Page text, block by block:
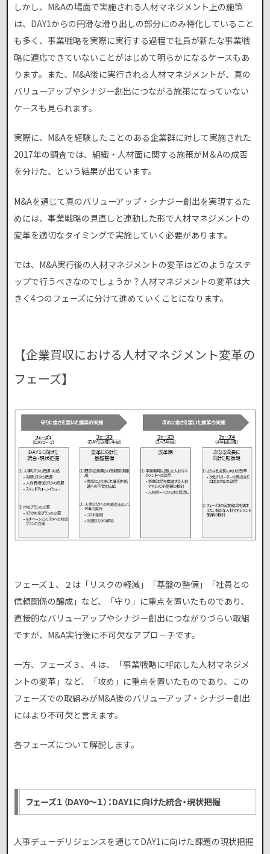
しかし、M&Aの場面で実施される人材マネジメント上の施策
は、DAY1からの円滑な滑り出しの部分にのみ特化していること
も多く、事業戦略を実際に実行する過程で社員が新たな事業戦
略に適応できていないことがはじめて明らかになるケースもあ
ります。また、M&A後に実行される人材マネジメントが、真の
バリューアップやシナジー創出につながる施策になっていない
ケースも見られます。
実際に、M&Aを経験したことのある企業群に対して実施された
2017年の調査では、組織・人材面に関する施策がM＆Aの成否
を分けた、という結果が出ています。
M&Aを通じて真のバリューアップ・シナジー創出を実現するた
めには、事業戦略の見直しと連動した形で人材マネジメントの
変革を適切なタイミングで実施していく必要があります。
では、M&A実行後の人材マネジメントの変革はどのようなステ
ップで行うべきなのでしょうか？人材マネジメントの変革は大
きく4つのフェーズに分けて進めていくことになります。
【企業買収における人材マネジメント変革の
フェーズ】
フェーズ１、２は「リスクの軽減」「基盤の整備」「社員との
信頼関係の醸成」など、「守り」に重点を置いたものであり、
直接的なバリューアップやシナジー創出につながりづらい取組
ですが、M&A実行後に不可欠なアプローチです。
一方、フェーズ３、４は、「事業戦略に呼応した人材マネジメ
ントの変革」など、「攻め」に重点を置いたものであり、この
フェーズでの取組みがM&A後のバリューアップ・シナジー創出
にはより不可欠と言えます。
各フェーズについて解説します。
フェーズ１（DAY0～１）：DAY1に向けた統合・現状把握
人事デューデリジェンスを通じてDAY1に向けた課題の現状把握